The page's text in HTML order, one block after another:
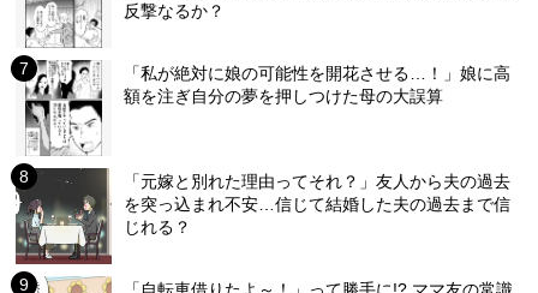
反撃なるか？
「私が絶対に娘の可能性を開花させる…！」娘に高
額を注ぎ自分の夢を押しつけた母の大誤算
「元嫁と別れた理由ってそれ？」友人から夫の過去
を突っ込まれ不安…信じて結婚した夫の過去まで信
じれる？